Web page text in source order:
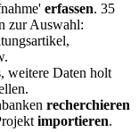
erfassen. 35
zur Auswahl:
weitere Daten holt
recherchieren
importieren.